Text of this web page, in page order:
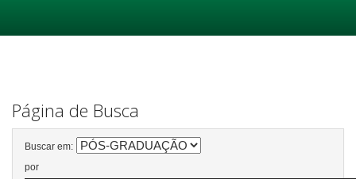
Página de Busca
Buscar em:
por